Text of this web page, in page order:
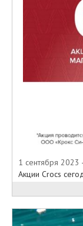
1 сентября
Акции Crocs